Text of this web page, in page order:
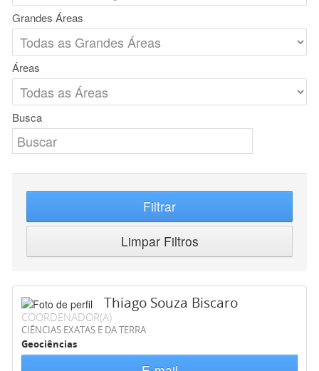
Grandes Áreas
Áreas
Busca
Filtrar
Limpar Filtros
Thiago Souza Biscaro
COORDENADOR(A)
CIÊNCIAS EXATAS E DA TERRA
Geociências